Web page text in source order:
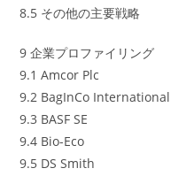
8.5 その他の主要戦略
9 企業プロファイリング
9.1 Amcor Plc
9.2 BagInCo International
9.3 BASF SE
9.4 Bio-Eco
9.5 DS Smith